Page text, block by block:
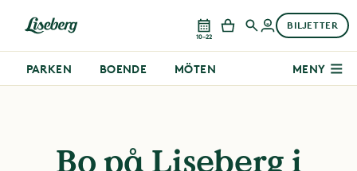
10–22
BILJETTER
PARKEN BOENDE MÖTEN MENY
Bo på Liseberg i